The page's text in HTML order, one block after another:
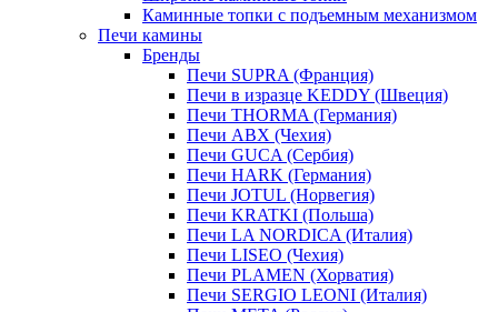
Каминные топки с подъемным механизмом
Печи камины
Бренды
Печи SUPRA (Франция)
Печи в изразце KEDDY (Швеция)
Печи THORMA (Германия)
Печи ABX (Чехия)
Печи GUCA (Сербия)
Печи HARK (Германия)
Печи JOTUL (Норвегия)
Печи KRATKI (Польша)
Печи LA NORDICA (Италия)
Печи LISEO (Чехия)
Печи PLAMEN (Хорватия)
Печи SERGIO LEONI (Италия)